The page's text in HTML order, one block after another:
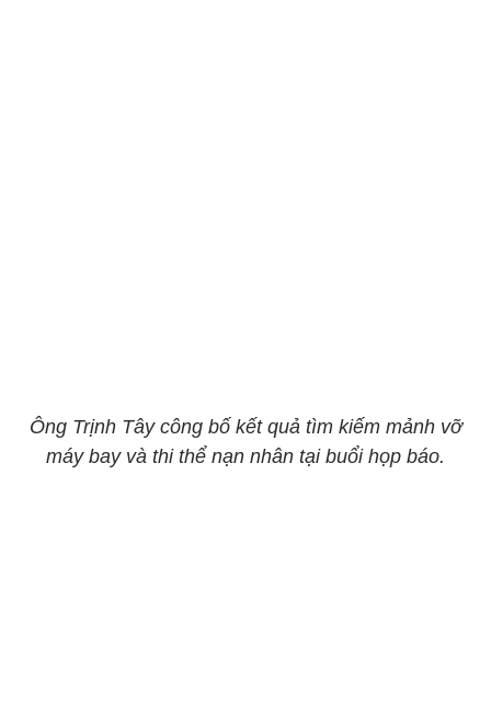
Ông Trịnh Tây công bố kết quả tìm kiếm mảnh vỡ
máy bay và thi thể nạn nhân tại buổi họp báo.